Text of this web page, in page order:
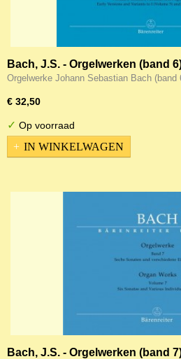
Bach, J.S. - Orgelwerken (band
Orgelwerke Johann Sebastian Bach
€ 32,50
✓ Op voorraad
IN WINKELWAGEN
Bach, J.S. - Orgelwerken (band